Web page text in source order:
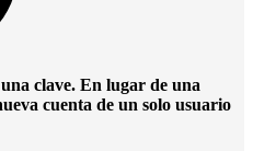
clave. En lugar de una
cuenta de un solo usuario